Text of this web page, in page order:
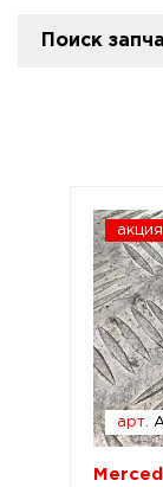
Поиск
акция
арт.